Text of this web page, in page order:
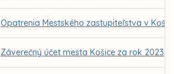
Opatrenia Mestského zastupiteľstva v
Záverečný účet mesta Košice za rok 2023